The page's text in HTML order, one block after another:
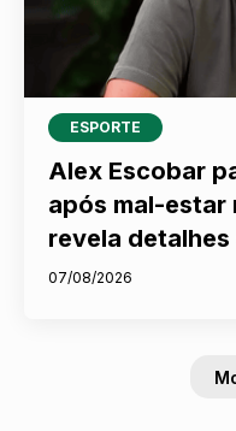
ESPORTE
Alex Escobar
após mal-estar
revela
07/08/2026